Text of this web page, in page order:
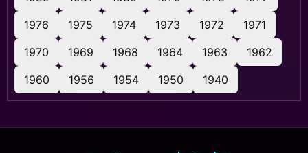
1976
1975 1974 1973 1972
1971
1970
1969 1968 1964 1963
1962
1960
1956 1954 1950 1940